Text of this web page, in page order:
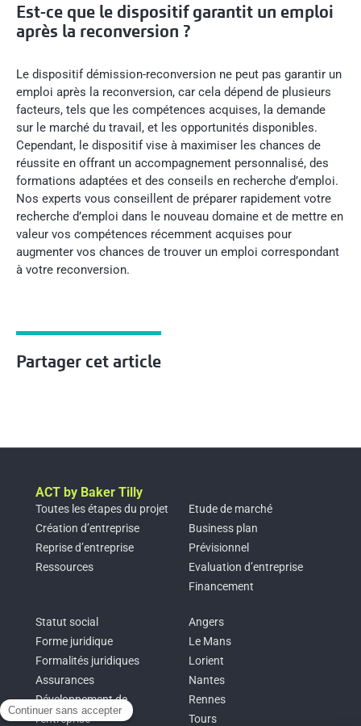
Est-ce que le dispositif garantit un emploi
après la reconversion ?
Le dispositif démission-reconversion ne peut pas garantir un
emploi après la reconversion, car cela dépend de plusieurs
facteurs, tels que les compétences acquises, la demande
sur le marché du travail, et les opportunités disponibles.
Cependant, le dispositif vise à maximiser les chances de
réussite en offrant un accompagnement personnalisé, des
formations adaptées et des conseils en recherche d’emploi.
Nos experts vous conseillent de préparer rapidement votre
recherche d’emploi dans le nouveau domaine et de mettre en
valeur vos compétences récemment acquises pour
augmenter vos chances de trouver un emploi correspondant
à votre reconversion.
Partager cet article
ACT by Baker Tilly
Toutes les étapes du projet
Création d’entreprise
Reprise d’entreprise
Ressources
Etude de marché
Business plan
Prévisionnel
Evaluation d’entreprise
Financement
Statut social
Forme juridique
Formalités juridiques
Assurances
Développement de
l’entreprise
Angers
Le Mans
Lorient
Nantes
Rennes
Tours